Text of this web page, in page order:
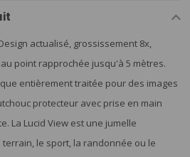
actualisé, grossissement 8x,
point rapprochée jusqu'à 5 mètres.
entièrement traitée pour des images
protecteur avec prise en main
La Lucid View est une jumelle
le sport, la randonnée ou le